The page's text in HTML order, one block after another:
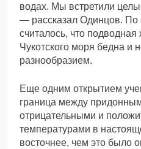
водах. Мы встретили
— рассказал Одинцов. По
считалось, что подводная
Чукотского моря бедна и
разнообразием.
Еще одним открытием
граница между
отрицательными и
температурами в
восточнее, чем это было